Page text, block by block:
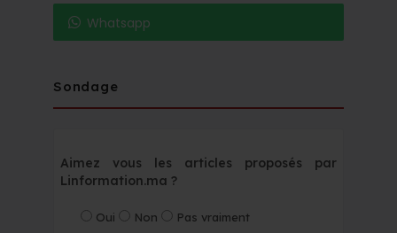
Whatsapp
Sondage
Aimez vous les articles proposés par
Linformation.ma ?
Oui Non Pas vraiment